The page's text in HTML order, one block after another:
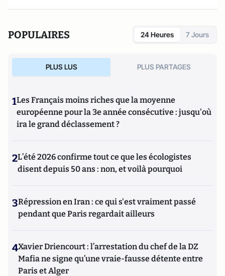
POPULAIRES 24 Heures 7 Jours
PLUS LUS PLUS PARTAGES
1Les Français moins riches que la moyenne
européenne pour la 3e année consécutive : jusqu'où
ira le grand déclassement ?
2L’été 2026 confirme tout ce que les écologistes
disent depuis 50 ans : non, et voilà pourquoi
3Répression en Iran : ce qui s'est vraiment passé
pendant que Paris regardait ailleurs
4Xavier Driencourt : l’arrestation du chef de la DZ
Mafia ne signe qu’une vraie-fausse détente entre
Paris et Alger